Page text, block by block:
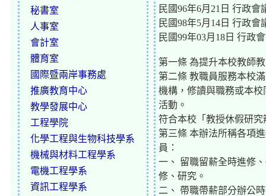
秘書室
人事室
會計室
體育室
國際暨兩岸事務處
推廣教育中心
教學發展中心
工程學院
化學工程與生物科技學系
機械與材料工程學系
電機工程學系
資訊工程學系
民國96年6月21日 行政會
民國98年5月14日 行政會
民國99年03月18日 行政
第一條 為提升本校教師
第二條 教職員服務本校
機構，修讀與職務或本
活動。
符合本校「教授休假研
第三條 本辦法所稱各項
員：
一、 留職留薪全時進修
修、研究。
二、 帶職帶薪部分辦公